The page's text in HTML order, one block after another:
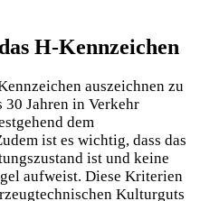
H-Kennzeichen
auszeichnen zu
30 Jahren in Verkehr
dem
ist es wichtig, dass das
ist und keine
aufweist. Diese Kriterien
Kulturguts